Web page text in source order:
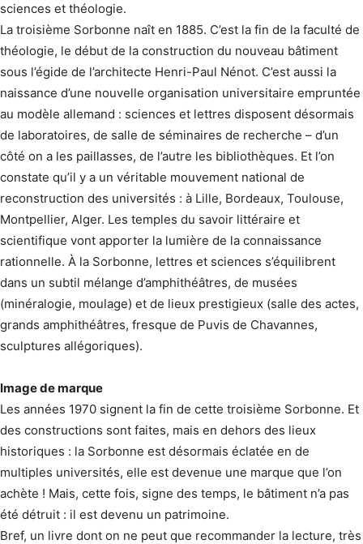
sciences et théologie.
La troisième Sorbonne naît en 1885. C’est la fin de la faculté de
théologie, le début de la construction du nouveau bâtiment
sous l’égide de l’architecte Henri-Paul Nénot. C’est aussi la
naissance d’une nouvelle organisation universitaire empruntée
au modèle allemand : sciences et lettres disposent désormais
de laboratoires, de salle de séminaires de recherche – d’un
côté on a les paillasses, de l’autre les bibliothèques. Et l’on
constate qu’il y a un véritable mouvement national de
reconstruction des universités : à Lille, Bordeaux, Toulouse,
Montpellier, Alger. Les temples du savoir littéraire et
scientifique vont apporter la lumière de la connaissance
rationnelle. À la Sorbonne, lettres et sciences s’équilibrent
dans un subtil mélange d’amphi­théâtres, de musées
(minéralogie, moulage) et de lieux prestigieux (salle des actes,
grands amphithéâtres, fresque de Puvis de Chavannes,
sculptures allégoriques).
Image de marque
Les années 1970 signent la fin de cette troisième Sorbonne. Et
des constructions sont faites, mais en dehors des lieux
historiques : la Sorbonne est désormais éclatée en de
multiples universités, elle est devenue une marque que l’on
achète ! Mais, cette fois, signe des temps, le bâtiment n’a pas
été détruit : il est devenu un patrimoine.
Bref, un livre dont on ne peut que recommander la lecture, très